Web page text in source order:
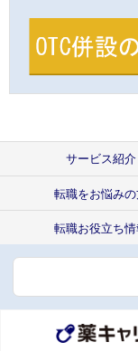
サービス紹介
転職をお悩みの
転職お役立ち情